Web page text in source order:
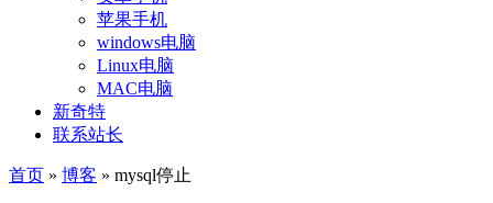
苹果手机
windows电脑
Linux电脑
MAC电脑
新奇特
联系站长
首页 » 博客 » mysql停止